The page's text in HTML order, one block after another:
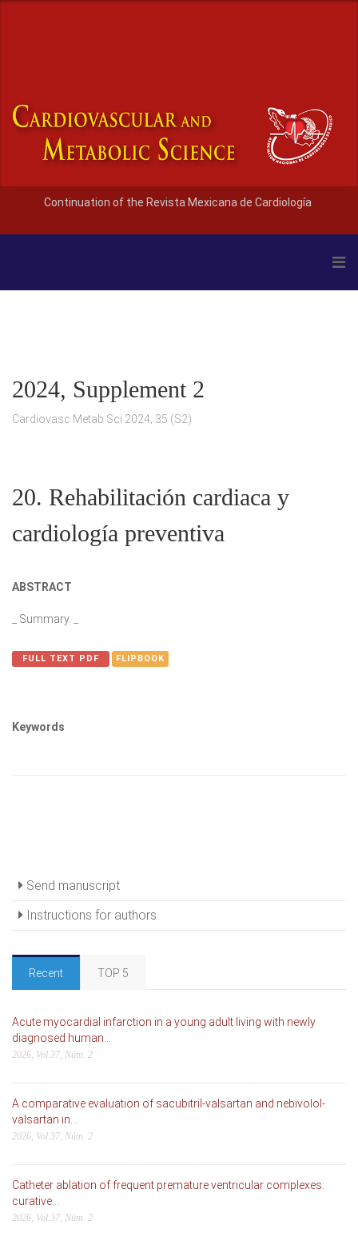
Continuation of the Revista Mexicana de Cardiología
2024, Supplement 2
Cardiovasc Metab Sci 2024; 35 (S2)
20. Rehabilitación cardiaca y
cardiología preventiva
ABSTRACT
_ Summary. _
FULL TEXT PDF FLIPBOOK
Keywords
Send manuscript
Instructions for authors
Recent TOP 5
Acute myocardial infarction in a young adult living with newly
diagnosed human...
2026, Vol.37, Núm. 2
A comparative evaluation of sacubitril-valsartan and nebivolol-
valsartan in...
2026, Vol.37, Núm. 2
Catheter ablation of frequent premature ventricular complexes:
curative...
2026, Vol.37, Núm. 2